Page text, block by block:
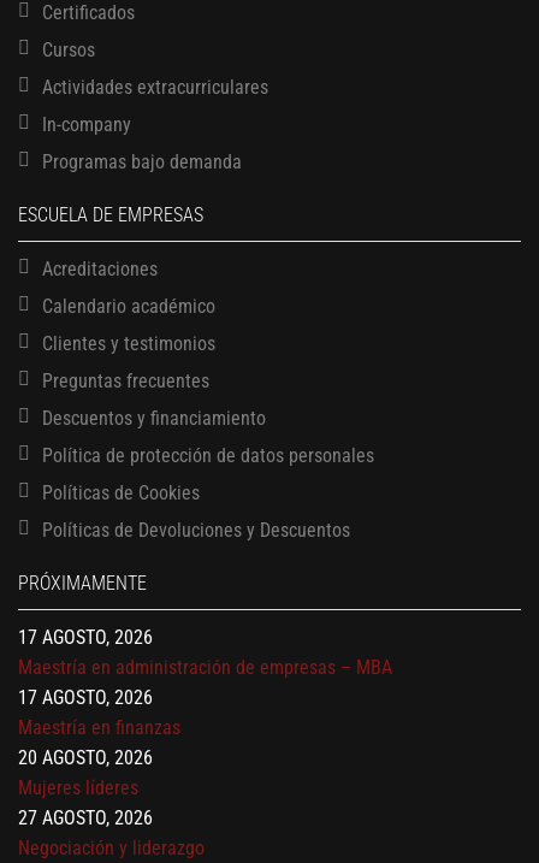
Certificados
Cursos
Actividades extracurriculares
In-company
Programas bajo demanda
ESCUELA DE EMPRESAS
Acreditaciones
Calendario académico
Clientes y testimonios
Preguntas frecuentes
Descuentos y financiamiento
Política de protección de datos personales
Políticas de Cookies
Políticas de Devoluciones y Descuentos
PRÓXIMAMENTE
13 AGOSTO, 2026
17 AGOSTO, 2026
Gerencia de empresas familiares
17 AGOSTO, 2026
Maestría en administración de empresas – MBA
17 AGOSTO, 2026
Maestría en finanzas
20 AGOSTO, 2026
Mujeres líderes
27 AGOSTO, 2026
Negociación y liderazgo